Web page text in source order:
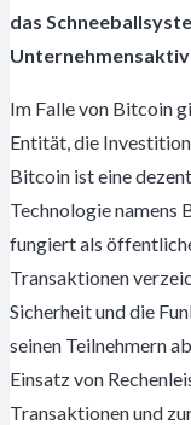
das
Im Falle von Bitcoin
Entität, die
Bitcoin ist eine
Technologie namens
fungiert als
Transaktionen
Sicherheit und die
seinen Teilnehmern
Einsatz von
Transaktionen und